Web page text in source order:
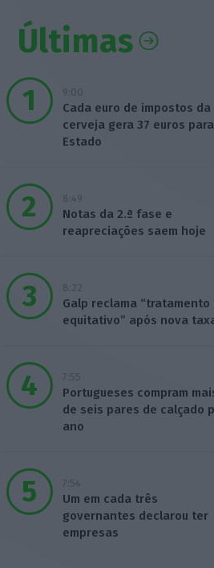
Últimas
9:00
Cada euro de impostos da
cerveja gera 37 euros
Estado
8:49
Notas da 2.ª fase e
reapreciações saem hoje
8:22
Galp reclama “tratamento
equitativo” após nova
7:55
Portugueses compram
de seis pares de calçado
ano
7:54
Um em cada três
governantes declarou ter
empresas